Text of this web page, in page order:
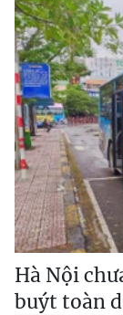
Hà Nội
buýt toàn